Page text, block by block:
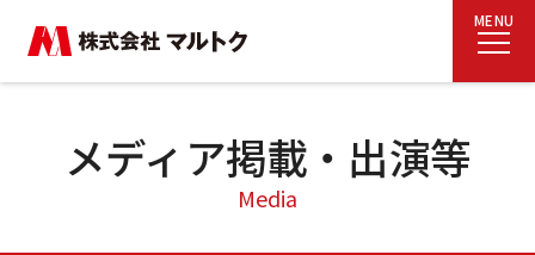
MENU
メディア掲載・出演等
Media